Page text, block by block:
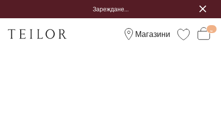
Зареждане...
Магазини